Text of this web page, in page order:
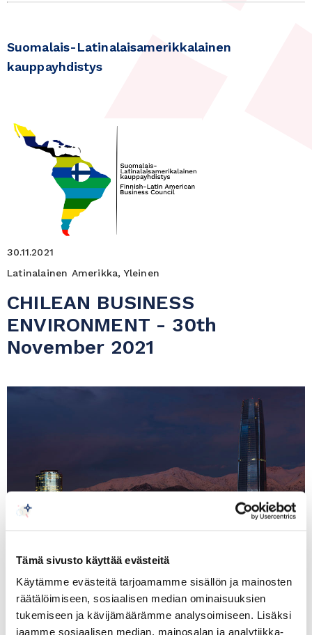
Tämä sivusto käyttää evästeitä
Käytämme evästeitä tarjoamamme sisällön ja mainosten
räätälöimiseen, sosiaalisen median ominaisuuksien
tukemiseen ja kävijämäärämme analysoimiseen. Lisäksi
jaamme sosiaalisen median, mainosalan ja analytiikka-
Suomalais-Latinalaisamerikkalainen
kauppayhdistys
30.11.2021
Latinalainen Amerikka, Yleinen
CHILEAN BUSINESS
ENVIRONMENT - 30th
November 2021
The Chilean economy is among the most stable,